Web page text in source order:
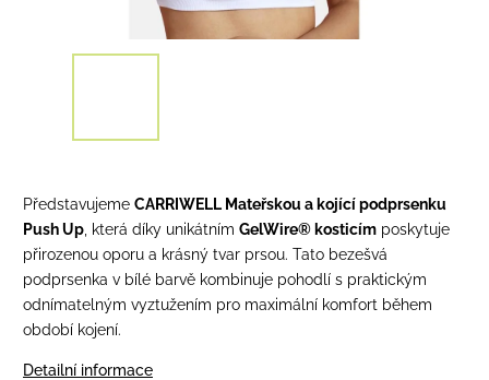
Představujeme CARRIWELL Mateřskou a kojící podprsenku
Push Up , která díky unikátním GelWire® kosticím poskytuje
přirozenou oporu a krásný tvar prsou. Tato bezešvá
podprsenka v bílé barvě kombinuje pohodlí s praktickým
odnímatelným vyztužením pro maximální komfort během
období kojení.
Detailní informace